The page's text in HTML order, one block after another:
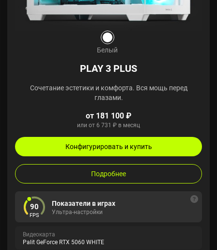
Белый
PLAY 3 PLUS
Сочетание эстетики и комфорта. Вся мощь перед
глазами.
от 181 100 ₽
или от 6 731 ₽ в месяц
Конфигурировать и купить
Подробнее
90
FPS
Показатели в играх
Ультра-настройки
Видеокарта
Palit GeForce RTX 5060 WHITE